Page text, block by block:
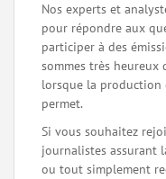
Nos experts et
pour répondre aux
participer à des
sommes très heureux
lorsque la
permet.
Si vous souhaitez
journalistes assurant
ou tout simplement